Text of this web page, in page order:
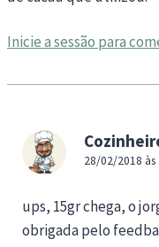
Inicie a sessão para
28/02/2018 às
ups, 15gr chega, o
obrigada pelo